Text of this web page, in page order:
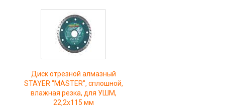
Диск отрезной алмазный
STAYER "MASTER", сплошной,
влажная резка, для УШМ,
22,2х115 мм